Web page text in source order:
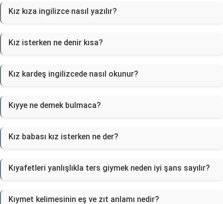
Kız kıza ingilizce nasıl yazılır?
Kız isterken ne denir kısa?
Kız kardeş ingilizcede nasıl okunur?
Kıyye ne demek bulmaca?
Kız babası kız isterken ne der?
Kıyafetleri yanlışlıkla ters giymek neden iyi şans sayılır?
Kıymet kelimesinin eş ve zıt anlamı nedir?